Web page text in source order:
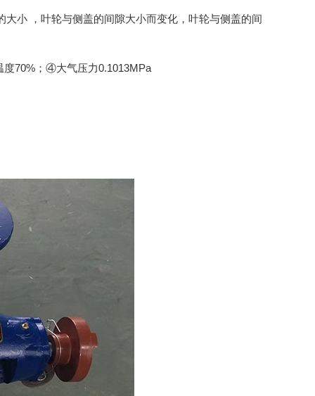
小 ，叶轮与侧盖的间隙大小而变化，叶轮与侧盖的间
70%；④大气压力0.1013MPa